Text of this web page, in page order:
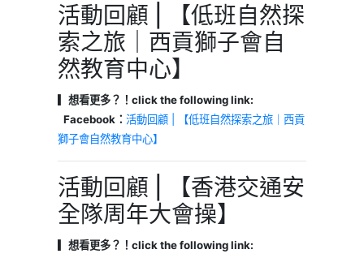
活動回顧 | 【低班自然探
索之旅｜西貢獅子會自
然教育中心】
▎想看更多？！click the following link:
Facebook： 活動回顧 | 【低班自然探索之旅｜西貢
獅子會自然教育中心】
活動回顧 | 【香港交通安
全隊周年大會操】
▎想看更多？！click the following link: